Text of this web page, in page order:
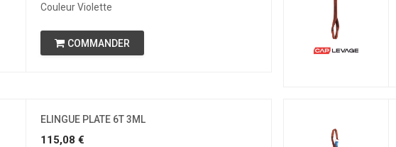
Couleur Violette
COMMANDER
ELINGUE PLATE 6T 3ML
115,08 €